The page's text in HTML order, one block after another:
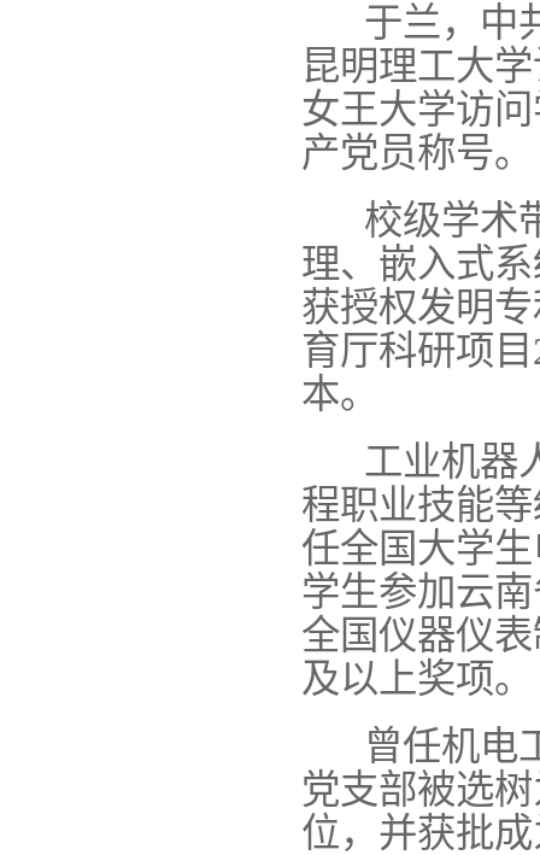
于兰，中
昆明理工大
女王大学访
产党员称号。
校级学术
理、嵌入式
获授权发明
育厅科研项
本。
工业机器
程职业技能
任全国大学
学生参加云
全国仪器仪
及以上奖项。
曾任机电
党支部被选
位，并获批